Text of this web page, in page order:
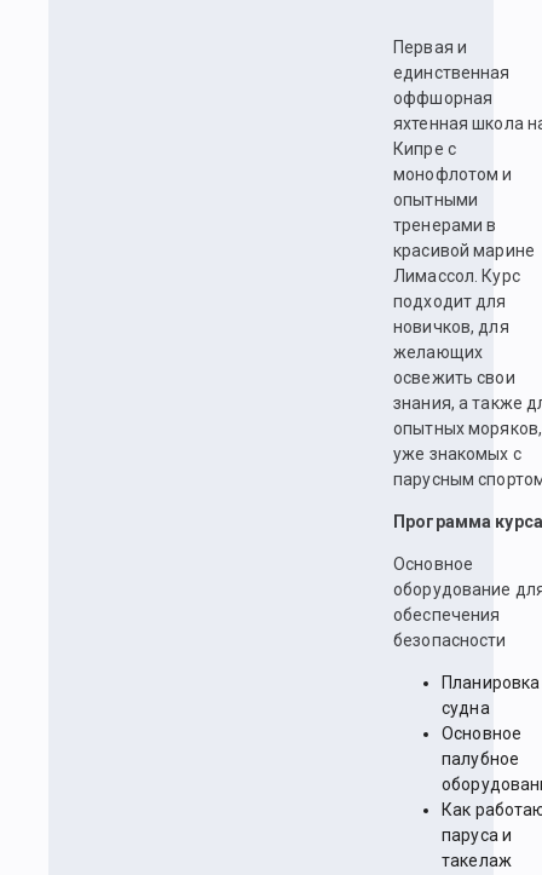
Первая и
единственная
оффшорная
яхтенная школа
Кипре с
монофлотом и
опытными
тренерами в
красивой марине
Лимассол. Курс
подходит для
новичков, для
желающих
освежить свои
знания, а также
опытных моряков,
уже знакомых с
парусным
Программа
Основное
оборудование
обеспечения
безопасности
Планировка
судна
Основное
палубное
Как
паруса и
такелаж